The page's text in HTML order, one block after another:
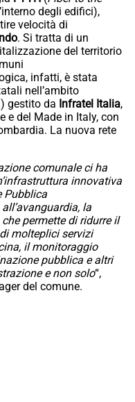
degli edifici),
velocità di
. Si tratta di un
del territorio
infatti, è stata
nell’ambito
gestito da Infratel Italia,
e del Made in Italy, con
La nuova rete
comunale ci ha
innovativa
Pubblica
la
permette di ridurre il
molteplici servizi
il monitoraggio
pubblica e altri
e non solo“,
del comune.